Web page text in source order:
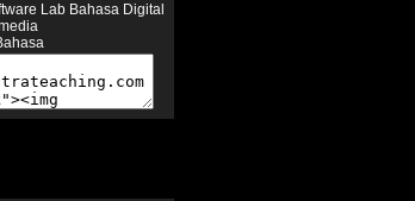
Lab Bahasa Digital